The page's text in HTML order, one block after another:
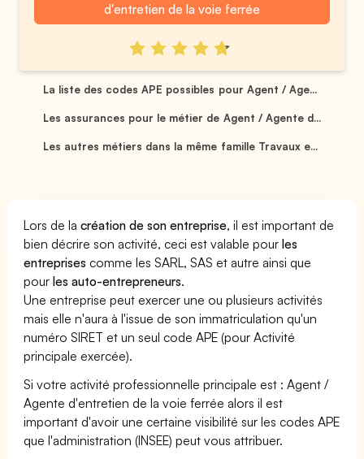
d'entretien de la voie ferrée
La liste des codes APE possibles pour Agent / Age...
Les assurances pour le métier de Agent / Agente d...
Les autres métiers dans la même famille Travaux e...
Lors de lacréation de son entreprise, il est important de
bien décrire son activité, ceci est valable pourles
entreprises comme les SARL, SAS et autre ainsi que
pourles auto-entrepreneurs.
Une entreprise peut exercer une ou plusieurs activités
mais elle n'aura à l'issue de son immatriculation qu'un
numéro SIRET et un seul code APE (pour Activité
principale exercée).
Si votre activité professionnelle principale est : Agent /
Agente d'entretien de la voie ferrée alors il est
important d'avoir une certaine visibilité sur les codes APE
que l'administration (INSEE) peut vous attribuer.